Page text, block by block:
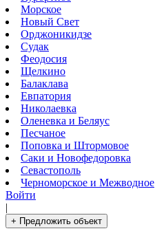
Морское
Новый Свет
Орджоникидзе
Судак
Феодосия
Щелкино
Балаклава
Евпатория
Николаевка
Оленевка и Беляус
Песчаное
Поповка и Штормовое
Саки и Новофедоровка
Севастополь
Черноморское и Межводное
Войти
|
+ Предложить объект